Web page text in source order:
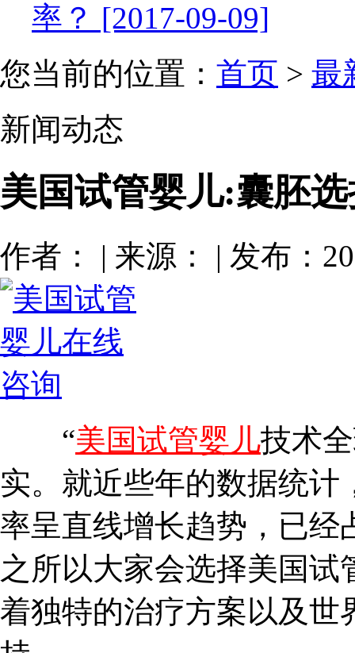
率？ [2017-09-09]
您当前的位置： 首页 > 最
新闻动态
美国试管婴儿:囊胚
作者： | 来源： | 发布：
“美国试管婴儿技术
实。就近些年的数据统
率呈直线增长趋势，已经
之所以大家会选择美国
着独特的治疗方案以及世